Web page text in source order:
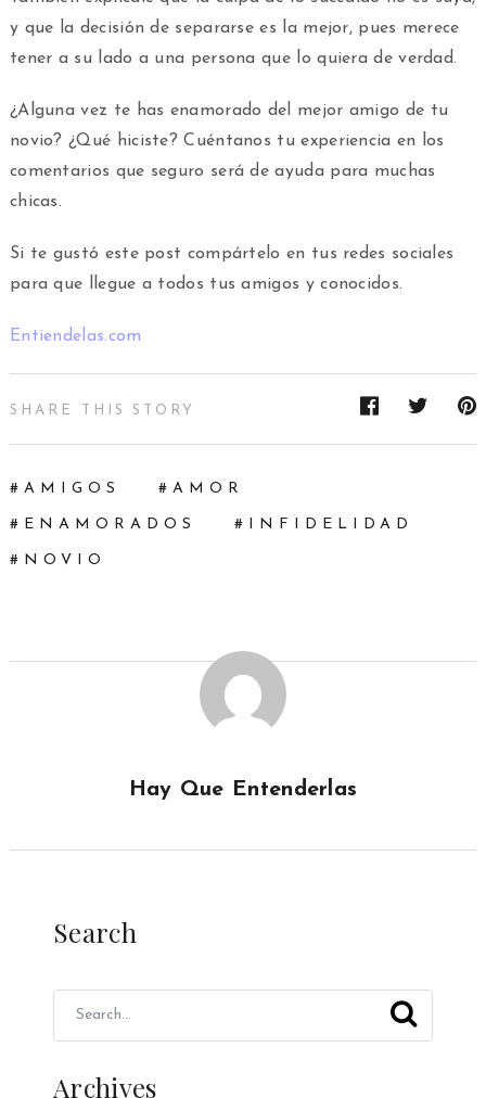
y que la decisión de separarse es la mejor, pues merece
tener a su lado a una persona que lo quiera de verdad.
¿Alguna vez te has enamorado del mejor amigo de tu
novio? ¿Qué hiciste? Cuéntanos tu experiencia en los
comentarios que seguro será de ayuda para muchas
chicas.
Si te gustó este post compártelo en tus redes sociales
para que llegue a todos tus amigos y conocidos.
Entiendelas.com
SHARE THIS STORY
AMIGOS AMOR
ENAMORADOS INFIDELIDAD
NOVIO
Hay Que Entenderlas
Search
Archives